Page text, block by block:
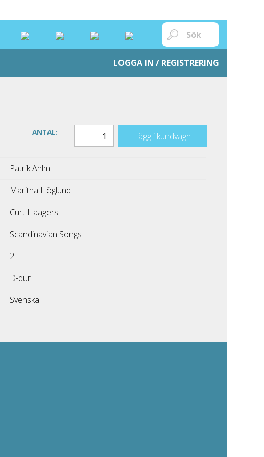
LOGGA IN / REGISTRERING
ANTAL: Lägg i kundvagn
Patrik Ahlm
Maritha Höglund
Curt Haagers
Scandinavian Songs
2
D-dur
Svenska